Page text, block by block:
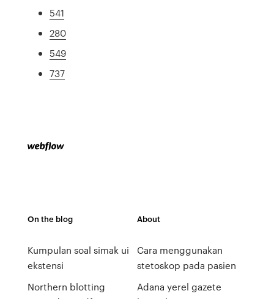
541
280
549
737
On the blog
Kumpulan soal simak ui
ekstensi
Northern blotting
About
Cara menggunakan
stetoskop pada pasien
Adana yerel gazete